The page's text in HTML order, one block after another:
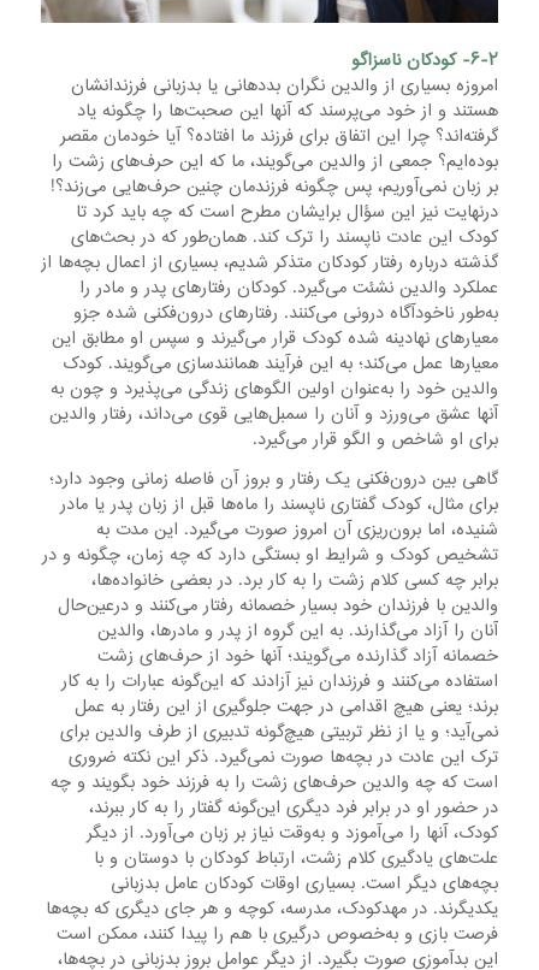
۶-۲- کودکان ناسزاگو
امروزه‌ بسیاری‌ از والدین‌ نگران‌ بددهانی‌ یا بدزبانی‌ فرزندانشان
هستند و از خود می‌پرسند که‌ آنها این‌ صحبت‌ها را چگونه‌ یاد
گرفته‌اند؟ چرا این‌ اتفاق‌ برای‌ فرزند ما افتاده؟ آیا خودمان‌ مقصر
بوده‌ایم؟ جمعی‌ از والدین‌ می‌گویند، ما که‌ این‌ حرف‌های‌ زشت‌ را
بر زبان‌ نمی‌آوریم، پس‌ چگونه‌ فرزندمان‌ چنین‌ حرف‌هایی‌ می‌زند؟!
درنهایت‌ نیز این‌ سؤال‌ برایشان‌ مطرح‌ است‌ که‌ چه‌ باید کرد تا
کودک‌ این‌ عادت‌ ناپسند را ترک‌ کند. همان‌طور که‌ در بحث‌های‌
گذشته‌ درباره‌ رفتار کودکان‌ متذکر شدیم، بسیاری‌ از اعمال‌ بچه‌ها از
عملکرد والدین‌ نشئت‌ می‌گیرد. کودکان‌ رفتارهای‌ پدر و مادر را
به‌طور ناخودآگاه‌ درونی‌ می‌کنند. رفتارهای‌ درون‌فکنی‌ شده‌ جزو
معیارهای‌ نهادینه ‌شده‌ کودک‌ قرار می‌گیرند و سپس‌ او مطابق‌ این‌
معیارها عمل‌ می‌کند؛ به‌ این‌ فرآیند همانندسازی‌ می‌گویند. کودک‌
والدین‌ خود را به‌عنوان‌ اولین‌ الگوهای‌ زندگی‌ می‌پذیرد و چون‌ به‌
آنها عشق‌ می‌ورزد و آنان‌ را سمبل‌هایی‌ قوی‌ می‌داند، رفتار والدین‌
برای‌ او شاخص‌ و الگو قرار می‌گیرد.
گاهی‌ بین‌ درون‌فکنی‌ یک‌ رفتار و بروز آن‌ فاصله‌ زمانی‌ وجود دارد؛
برای‌ مثال، کودک‌ گفتاری‌ ناپسند را ماه‌ها قبل‌ از زبان‌ پدر یا مادر
شنیده، اما برون‌ریزی‌ آن‌ امروز صورت‌ می‌گیرد. این‌ مدت‌ به‌
تشخیص‌ کودک‌ و شرایط‌ او بستگی‌ دارد که‌ چه‌ زمان، چگونه‌ و در
برابر چه‌ کسی‌ کلام‌ زشت‌ را به‌ کار برد. در بعضی‌ خانواده‌ها،
والدین‌ با فرزندان‌ خود بسیار خصمانه‌ رفتار می‌کنند و درعین‌حال‌
آنان‌ را آزاد می‌گذارند. به‌ این‌ گروه‌ از پدر و مادرها، والدین‌
خصمانه‌ آزاد گذارنده‌ می‌گویند؛ آنها خود از حرف‌های‌ زشت‌
استفاده‌ می‌کنند و فرزندان‌ نیز آزادند که‌ این‌گونه‌ عبارات‌ را به‌ کار
برند؛ یعنی‌ هیچ‌ اقدامی‌ در جهت‌ جلوگیری‌ از این‌ رفتار به‌ عمل‌
نمی‌آید؛ و یا از نظر تربیتی هیچ‌گونه‌ تدبیری‌ از طرف‌ والدین‌ برای‌
ترک‌ این‌ عادت‌ در بچه‌ها صورت‌ نمی‌گیرد. ذکر این‌ نکته‌ ضروری‌
است‌ که‌ چه‌ والدین‌ حرف‌های‌ زشت‌ را به‌ فرزند خود بگویند و چه‌
در حضور او در برابر فرد دیگری‌ این‌گونه‌ گفتار را به‌ کار ببرند،
کودک، آنها را می‌آموزد و به‌وقت‌ نیاز بر زبان‌ می‌آورد. از دیگر
علت‌های‌ یادگیری‌ کلام‌ زشت، ارتباط‌ کودکان‌ با دوستان‌ و با
بچه‌های‌ دیگر است. بسیاری‌ اوقات‌ کودکان‌ عامل‌ بدزبانی‌
یکدیگرند. در مهدکودک، مدرسه، کوچه‌ و هر جای‌ دیگری‌ که‌ بچه‌ها
فرصت‌ بازی و به‌خصوص‌ درگیری‌ با هم‌ را پیدا کنند، ممکن‌ است‌
این‌ بدآموزی‌ صورت‌ بگیرد. از دیگر عوامل‌ بروز بدزبانی‌ در بچه‌ها،